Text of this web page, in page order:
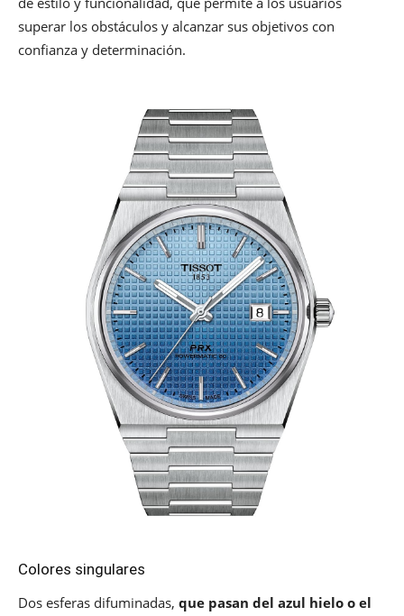
superar los obstáculos y alcanzar sus objetivos con
confianza y determinación.
Colores singulares
Dos esferas difuminadas, que pasan del azul hielo o el